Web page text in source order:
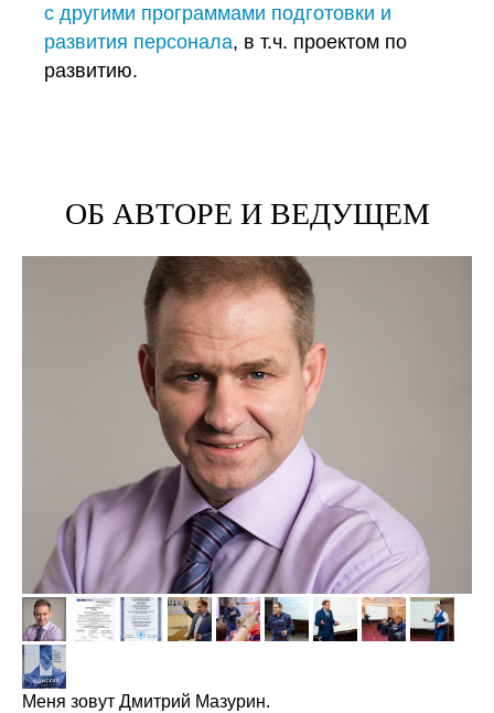
с другими программами подготовки и
развития персонала, в т.ч. проектом по
развитию.
ОБ АВТОРЕ И ВЕДУЩЕМ
Меня зовут Дмитрий Мазурин.